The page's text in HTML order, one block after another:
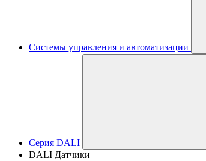
Системы управления и автоматизации
Серия DALI
DALI Датчики